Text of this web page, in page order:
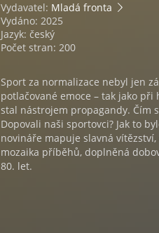
Vydavatel: Mladá fronta
Vydáno: 2025
Jazyk: český
Počet stran: 200
Sport za normalizace nebyl jen
potlačované emoce – tak jako při
stal nástrojem propagandy. Čím
Dopovali naši sportovci? Jak to
novináře mapuje slavná
mozaika příběhů, doplněná
80. let.